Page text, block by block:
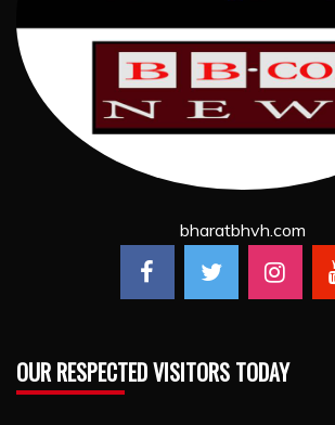
bharatbhvh.com
OUR RESPECTED VISITORS TODAY